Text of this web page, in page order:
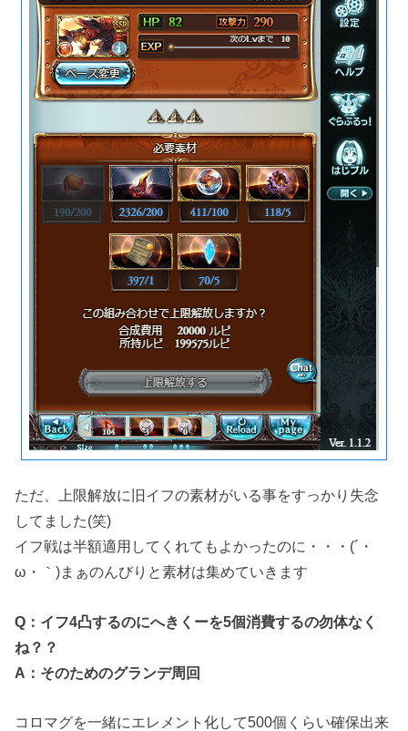
ただ、上限解放に旧イフの素材がいる事をすっかり失念
してました(笑)
イフ戦は半額適用してくれてもよかったのに・・・(´・
ω・｀)まぁのんびりと素材は集めていきます
Q：イフ4凸するのにへきくーを5個消費するの勿体なく
ね？？
A：そのためのグランデ周回
コロマグを一緒にエレメント化して500個くらい確保出来